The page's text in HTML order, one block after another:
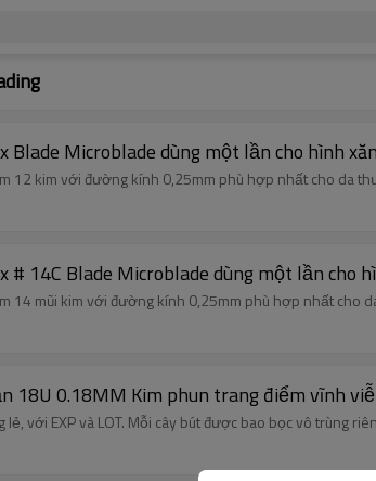
Blade Microblade dùng một lần cho hình
12 kim với đường kính 0,25mm phù hợp nhất cho da
# 14C Blade Microblade dùng một lần cho
14 mũi kim với đường kính 0,25mm phù hợp nhất cho
18U 0.18MM Kim phun trang điểm vĩnh
với EXP và LOT. Mỗi cây bút được bao bọc vô trùng